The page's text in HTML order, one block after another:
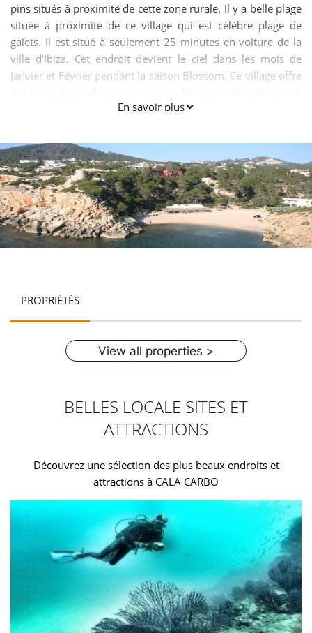
pins situés à proximité de cette zone rurale. Il y a belle plage
située à proximité de ce village qui est célèbre plage de
galets. Il est situé à seulement 25 minutes en voiture de la
ville d'Ibiza. Cet endroit devient le ciel dans les mois de
Janvier et Février pendant la saison Blossom. Ce village offre
de nombreux autres équipements haut de gamme pour les
En savoir plus
PROPRIÉTÉS
View all properties >
BELLES LOCALE SITES ET
ATTRACTIONS
Découvrez une sélection des plus beaux endroits et
attractions à CALA CARBO